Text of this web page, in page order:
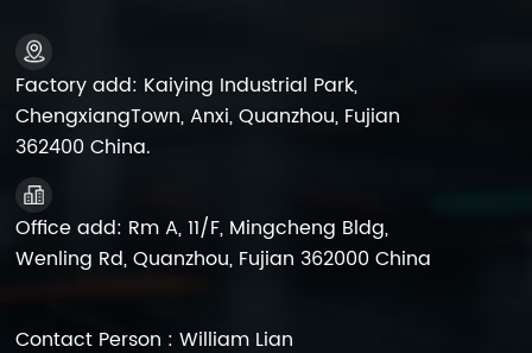
wiederaufladbare
Ventilatoren, Rolltore
Lautsprecher.tragbare
Stromversorgungsstation
usw.
Ventilatoren, Rolltore
und
Lautsprecher.tragbare
Factory add: Kaiying Industrial Park,
ChengxiangTown, Anxi, Quanzhou, Fujian
362400 China.
Office add: Rm A, 11/F, Mingcheng Bldg,
Wenling Rd, Quanzhou, Fujian 362000 China
Contact Person : William Lian